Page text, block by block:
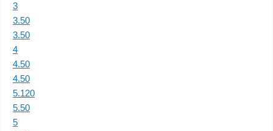
3
3.50
3.50
4
4.50
4.50
5.120
5.50
5